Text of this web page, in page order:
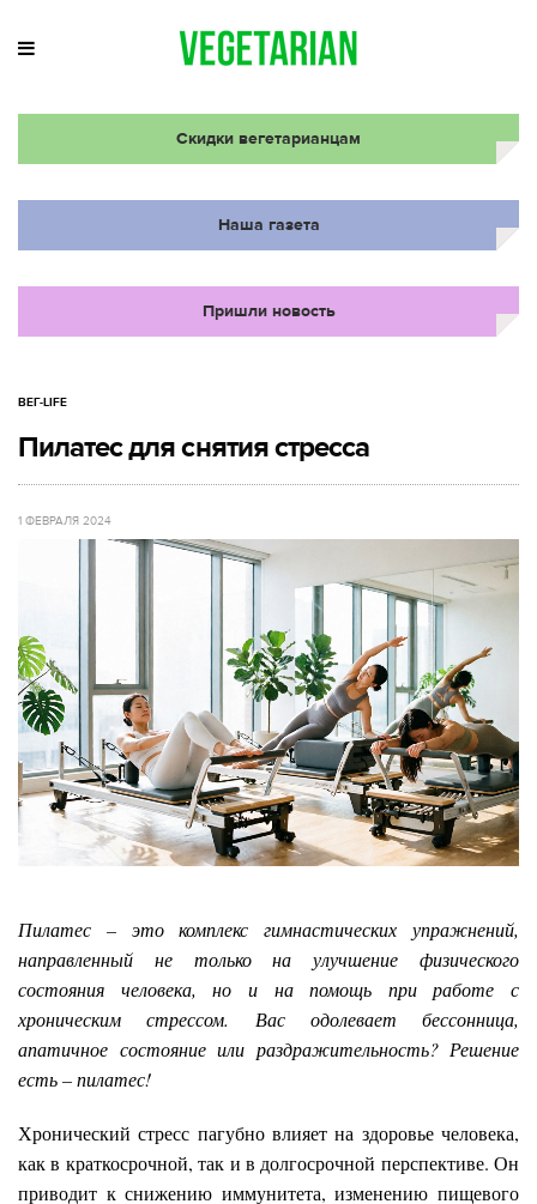
Скидки вегетарианцам
Наша газета
Пришли новость
ВЕГ-LIFE
Пилатес для снятия стресса
1 ФЕВРАЛЯ 2024
Пилатес – это комплекс гимнастических упражнений,
направленный не только на улучшение физического
состояния человека, но и на помощь при работе с
хроническим стрессом. Вас одолевает бессонница,
апатичное состояние или раздражительность? Решение
есть – пилатес!
Хронический стресс пагубно влияет на здоровье человека,
как в краткосрочной, так и в долгосрочной перспективе. Он
приводит к снижению иммунитета, изменению пищевого